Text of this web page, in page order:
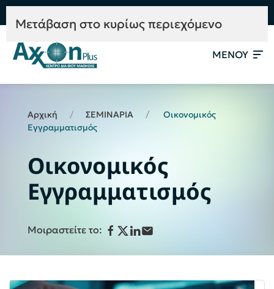
Mετάβαση στο κυρίως περιεχόμενο
ΜΕΝΟΥ
Αρχική ΣΕΜΙΝΑΡΙΑ
Οικονομικός
Εγγραμματισμός
Οικονομικός
Εγγραμματισμός
Μοιραστείτε το: